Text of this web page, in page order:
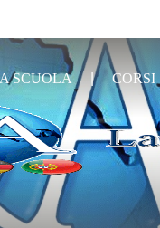
SCUOLA CORSI